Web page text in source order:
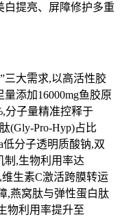
白提亮、屏障修护多重
三大需求,以高活性胶
添加16000mg鱼胶原
分子量精准控释于
(Gly-Pro-Hyp)占比
低分子透明质酸钠,双
制,生物利用率达
生素C激活跨膜转运
,燕窝肽与弹性蛋白肽
物利用率提升至